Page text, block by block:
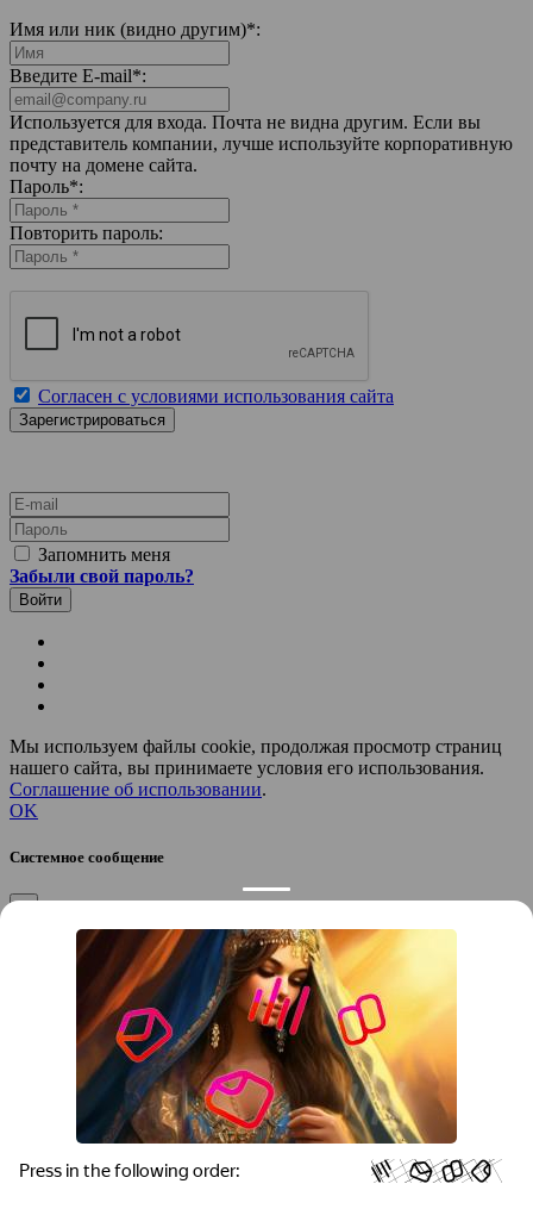
Имя или ник (видно другим)*:
Введите E-mail*:
Используется для входа. Почта не видна другим. Если вы
представитель компании, лучше используйте корпоративную
почту на домене сайта.
Пароль*:
Повторить пароль:
Согласен с условиями использования сайта
E-mail
Пароль
Запомнить меня
Забыли свой пароль?
Мы используем файлы cookie, продолжая просмотр страниц
нашего сайта, вы принимаете условия его использования.
Соглашение об использовании.
OK
Системное сообщение
×
Закрыть
Подтверждение компании
Если вы директор, руководитель или официальный
представитель компании “”, вы можете привязать компанию к
своему аккаунту, чтобы получать уведомления и
редактировать контакты.
Вы желаете привязать эту компанию к своему аккаунту?